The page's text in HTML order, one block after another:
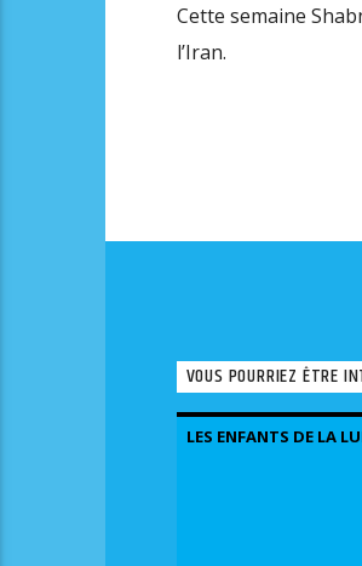
Cette semaine
l’Iran.
VOUS POURRIEZ ÊTRE
LES ENFANTS DE LA